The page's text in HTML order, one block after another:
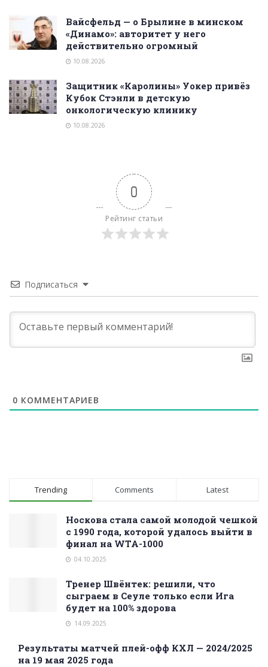
Вайсфельд — о Брылине в минском
«Динамо»: авторитет у него
действительно огромный
10.08.2026
Защитник «Каролины» Уокер привёз
Кубок Стэнли в детскую
онкологическую клинику
10.08.2026
0
Рейтинг статьи
Подписаться
0 КОММЕНТАРИЕВ
Trending Comments Latest
Носкова стала самой молодой чешкой
с 1990 года, которой удалось выйти в
финал на WTA-1000
04.10.2025
Тренер Швёнтек: решили, что
сыграем в Сеуле только если Ига
будет на 100% здорова
14.09.2025
Результаты матчей плей-офф КХЛ — 2024/2025
на 19 мая 2025 года